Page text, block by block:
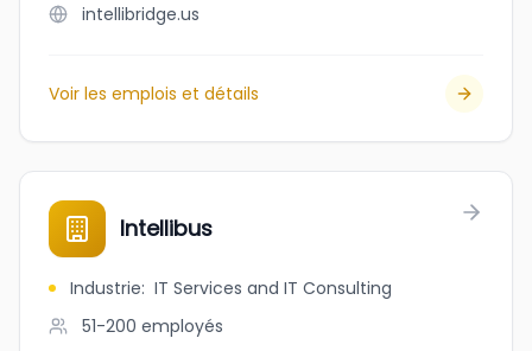
intellibridge.us
Voir les emplois et détails
Intellibus
Industrie: IT Services and IT Consulting
51-200 employés